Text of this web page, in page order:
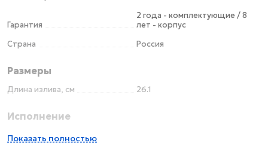
Гарантия
2 года - комплектующие / 8
лет - корпус
Страна
Россия
Размеры
Длина излива, см 26.1
Исполнение
Материал
Показать полностью